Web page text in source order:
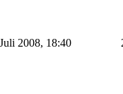
2008, 18:40